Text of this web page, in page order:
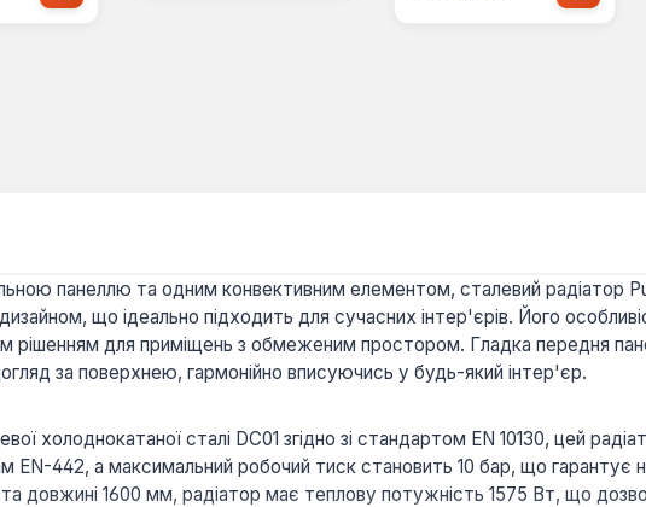
панеллю та одним конвективним елементом, сталевий радіатор
що ідеально підходить для сучасних інтер'єрів. Його
рішенням для приміщень з обмеженим простором. Гладка передня
за поверхнею, гармонійно вписуючись у будь-який інтер'єр.
холоднокатаної сталі DC01 згідно зі стандартом EN 10130, цей
EN-442, а максимальний робочий тиск становить 10 бар, що гарантує
довжині 1600 мм, радіатор має теплову потужність 1575 Вт, що